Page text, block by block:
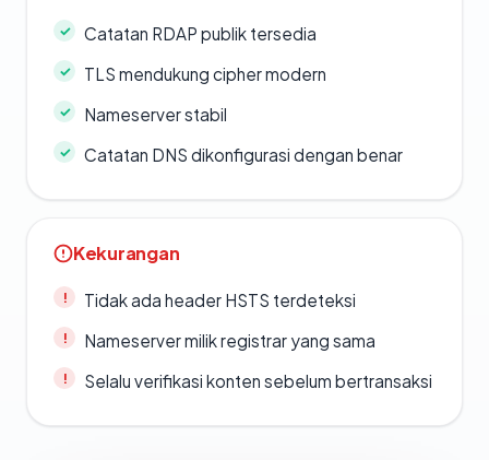
Catatan RDAP publik tersedia
TLS mendukung cipher modern
Nameserver stabil
Catatan DNS dikonfigurasi dengan benar
Kekurangan
Tidak ada header HSTS terdeteksi
Nameserver milik registrar yang sama
Selalu verifikasi konten sebelum bertransaksi